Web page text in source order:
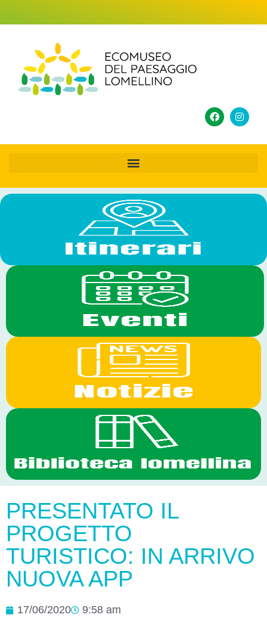
PRESENTATO IL
PROGETTO
TURISTICO: IN ARRIVO
NUOVA APP
17/06/2020 9:58 am